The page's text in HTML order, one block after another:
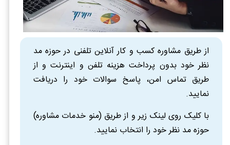
از طریق مشاوره کسب و کار آنلاین تلفنی در حوزه مد
نظر خود بدون پرداخت هزینه تلفن و اینترنت و از
طریق تماس امن، پاسخ سوالات خود را دریافت
نمایید.
با کلیک روی لینک زیر و از طریق (منو خدمات مشاوره)
حوزه مد نظر خود را انتخاب نمایید.